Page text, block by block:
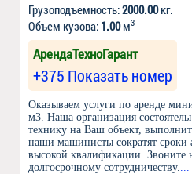
Грузоподъемность:2000.00кг.
Объем кузова: 1.00м3
АрендаТехноГарант
+375 Показать номер
Оказываем услуги по аренде
м3. Наша организация
технику на Ваш объект,
наши машинисты сократят сроки
высокой квалификации. Звоните
долгосрочному сотрудничеству.